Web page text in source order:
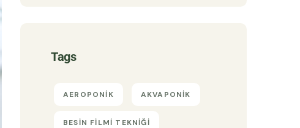
Tags
AEROPONIK AKVAPONIK
BESIN FILMI TEKNIĞI